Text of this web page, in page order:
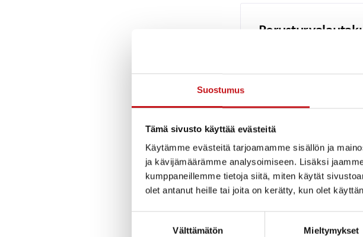
Suostumus
Tämä sivusto käyttää evästeitä
Käytämme evästeitä tarjoamamme sisällön ja
ja kävijämäärämme analysoimiseen. Lisäksi
kumppaneillemme tietoja siitä, miten käytät
olet antanut heille tai joita on kerätty, kun olet
Välttämätön Mieltymykset
Kokouksen laillisuus ja
Pöytäkirjan tarkastajat
Pöytäkirjojen nähtävänä
Lasten ja nuorten
Perhetyöntekijän toimen
Perusturvaosaston
Ilmoitus yksityisestä
Ilmoitusasiat
Eduskunnan